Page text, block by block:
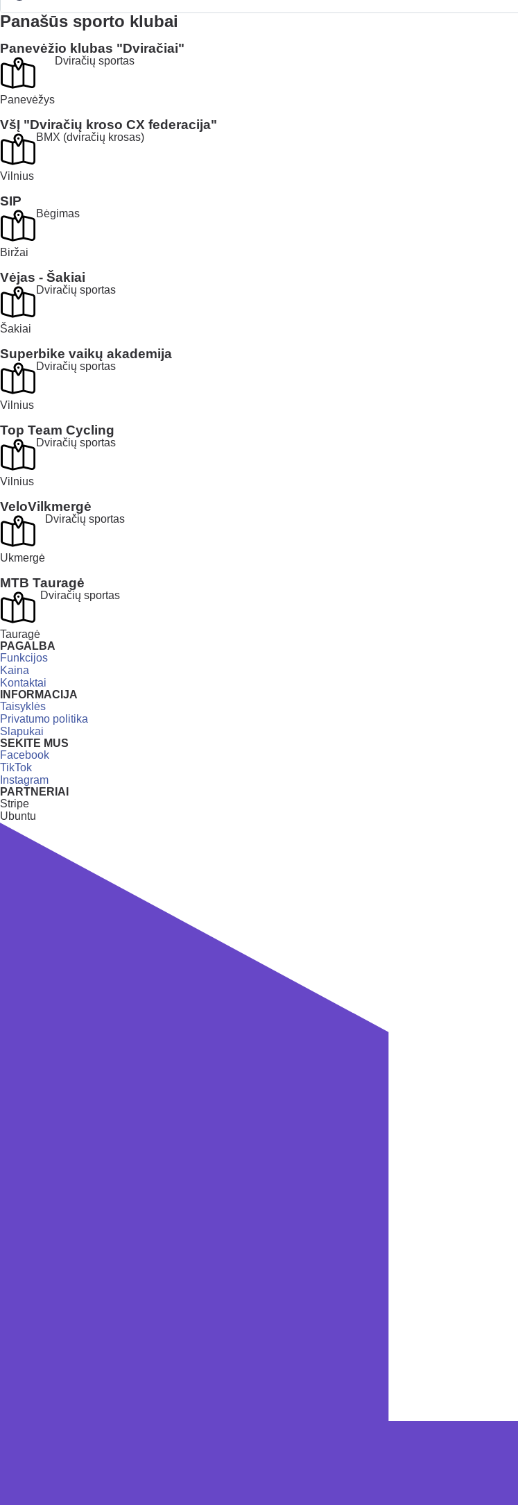
Panašūs sporto klubai
Panevėžio klubas "Dviračiai"
Panevėžys
Dviračių sportas
VšĮ "Dviračių kroso CX federacija"
Vilnius
BMX (dviračių krosas)
SIP
Biržai
Bėgimas
Vėjas - Šakiai
Šakiai
Dviračių sportas
Superbike vaikų akademija
Vilnius
Dviračių sportas
Top Team Cycling
Vilnius
Dviračių sportas
VeloVilkmergė
Ukmergė
Dviračių sportas
MTB Tauragė
Tauragė
Dviračių sportas
PAGALBA
Funkcijos
Kaina
Kontaktai
INFORMACIJA
Taisyklės
Privatumo politika
Slapukai
SEKITE MUS
Facebook
TikTok
Instagram
PARTNERIAI
Stripe
Ubuntu